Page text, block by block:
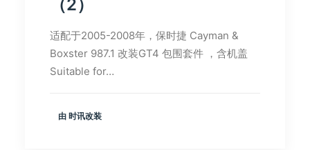
（2）
适配于2005-2008年，保时捷 Cayman &
Boxster 987.1 改装GT4 包围套件 ，含机盖
Suitable for…
由 时讯改装